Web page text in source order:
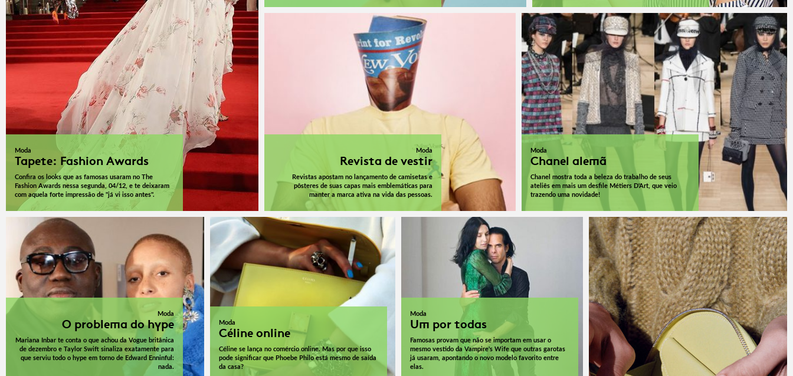
Moda
Revista de vestir
Revistas apostam no lançamento de camisetas e
pôsteres de suas capas mais emblemáticas para
manter a marca ativa na vida das pessoas.
Moda
Chanel alemã
Chanel mostra toda a beleza do trabalho de seus
ateliês em mais um desfile Métiers D'Art, que veio
trazendo uma novidade!
Moda
Tapete: Fashion Awards
Confira os looks que as famosas usaram no The
Fashion Awards nessa segunda, 04/12, e te deixaram
com aquela forte impressão de "já vi isso antes".
Moda
O problema do hype
Mariana Inbar te conta o que achou da Vogue britânica
de dezembro e Taylor Swift sinaliza exatamente para
que serviu todo o hype em torno de Edward Enninful:
nada.
Moda
Céline online
Céline se lança no comércio online. Mas por que isso
pode significar que Phoebe Philo está mesmo de saída
da casa?
Moda
Um por todas
Famosas provam que não se importam em usar o
mesmo vestido da Vampire's Wife que outras garotas
já usaram, apontando o novo modelo favorito entre
elas.